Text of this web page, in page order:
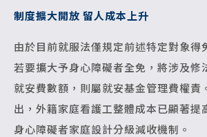
制度擴大開放 留人成本上升
由於目前就服法僅規定前述特定對象得
若要擴大予身心障礙者全免，將涉及修
就安費數額，則屬就安基金管理費權責
出，外籍家庭看護工整體成本已顯著提
身心障礙者家庭設計分級減收機制。